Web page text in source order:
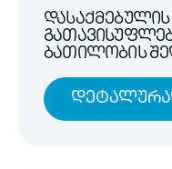
ბათილობის